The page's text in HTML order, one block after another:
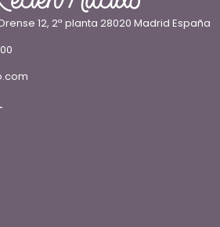
12, 2ª planta 28020 Madrid España